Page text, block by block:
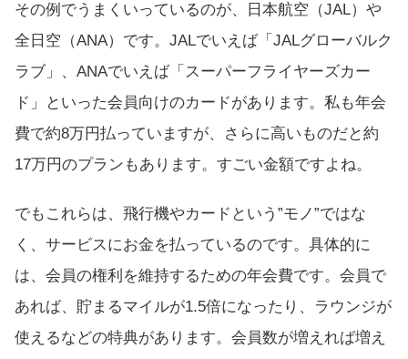
その例でうまくいっているのが、日本航空（JAL）や
全日空（ANA）です。JALでいえば「JALグローバルク
ラブ」、ANAでいえば「スーパーフライヤーズカー
ド」といった会員向けのカードがあります。私も年会
費で約8万円払っていますが、さらに高いものだと約
17万円のプランもあります。すごい金額ですよね。
でもこれらは、飛行機やカードという”モノ”ではな
く、サービスにお金を払っているのです。具体的に
は、会員の権利を維持するための年会費です。会員で
あれば、貯まるマイルが1.5倍になったり、ラウンジが
使えるなどの特典があります。会員数が増えれば増え